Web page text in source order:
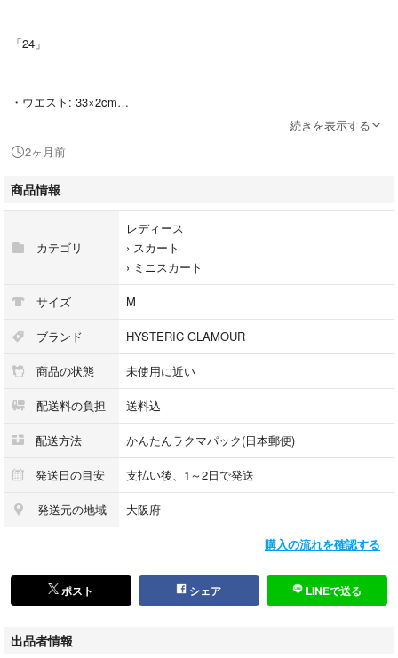
「24」
・ウエスト: 33×2cm
∵∵∵∵∵∵∵∵∵∵∵∵∵∵∵∵∵∵∵∵∵∵∵∵
【素材】
∵∵∵∵∵∵∵∵∵∵∵∵∵∵∵∵∵∵∵∵∵∵∵∵
HYSTERIC GLAMOUR （株）オゾンコミュニティ
∵∵∵∵∵∵∵∵∵∵∵∵∵∵∵∵∵∵∵∵∵∵∵∵
名作 ヒステリックグラマー HYSTERIC GLAMOUR ウミヘビ ツギハギ A
ライン デニム ミニスカート 24 インディゴ y2k 90s フェアリーグランジ
スクラッチAラインデニムミニスカート
続きを表示する
2ヶ月前
商品情報
カテゴリ
レディース
› スカート
› ミニスカート
サイズ M
ブランド HYSTERIC GLAMOUR
商品の状態 未使用に近い
配送料の負担 送料込
配送方法 かんたんラクマパック(日本郵便)
発送日の目安 支払い後、1～2日で発送
発送元の地域 大阪府
購入の流れを確認する
ポスト シェア LINEで送る
出品者情報